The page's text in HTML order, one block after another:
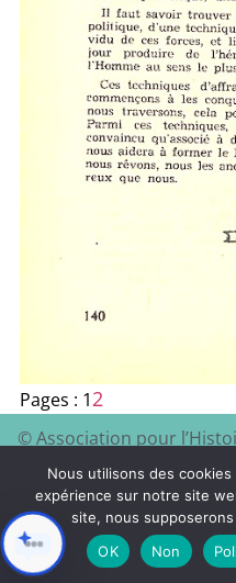
Pages : 12
© Association pour
– 2024 – Site à visiter :
politique
Création
Nous utilisons des
expérience sur notre site
site, nous
OK
Non